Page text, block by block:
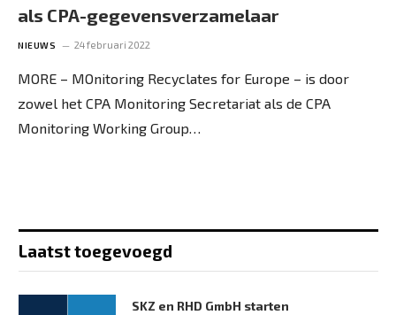
als CPA-gegevensverzamelaar
NIEUWS 24 februari 2022
MORE – MOnitoring Recyclates for Europe – is door
zowel het CPA Monitoring Secretariat als de CPA
Monitoring Working Group…
Laatst toegevoegd
SKZ en RHD GmbH starten